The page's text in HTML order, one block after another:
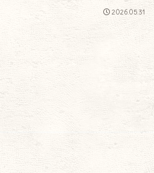
2026.05.31